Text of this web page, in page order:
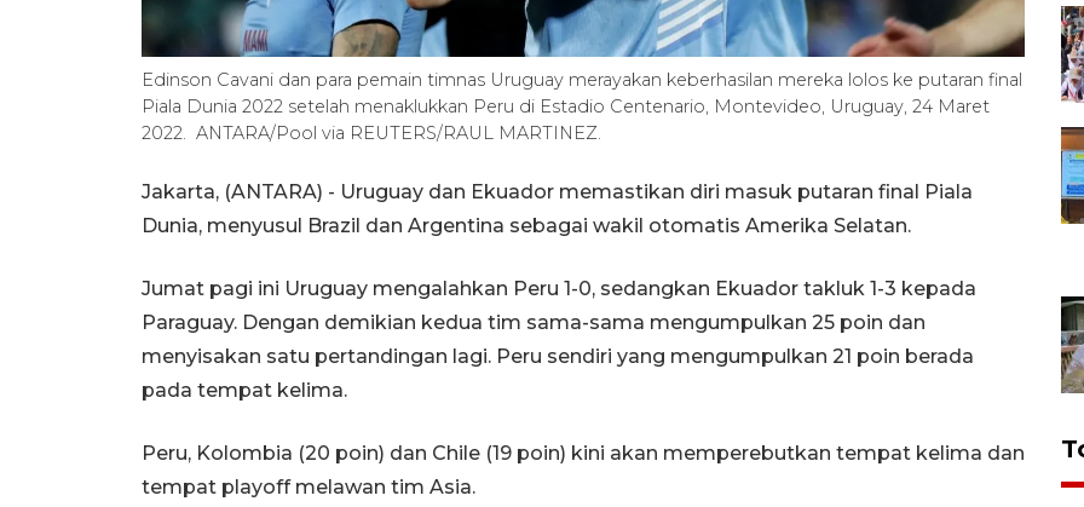
Edinson Cavani dan para pemain timnas Uruguay merayakan keberhasilan mereka lolos ke putaran final
Piala Dunia 2022 setelah menaklukkan Peru di Estadio Centenario, Montevideo, Uruguay, 24 Maret
2022. ANTARA/Pool via REUTERS/RAUL MARTINEZ.
Jakarta, (ANTARA) - Uruguay dan Ekuador memastikan diri masuk putaran final Piala
Dunia, menyusul Brazil dan Argentina sebagai wakil otomatis Amerika Selatan.
Jumat pagi ini Uruguay mengalahkan Peru 1-0, sedangkan Ekuador takluk 1-3 kepada
Paraguay. Dengan demikian kedua tim sama-sama mengumpulkan 25 poin dan
menyisakan satu pertandingan lagi. Peru sendiri yang mengumpulkan 21 poin berada
pada tempat kelima.
Peru, Kolombia (20 poin) dan Chile (19 poin) kini akan memperebutkan tempat kelima dan
tempat playoff melawan tim Asia.